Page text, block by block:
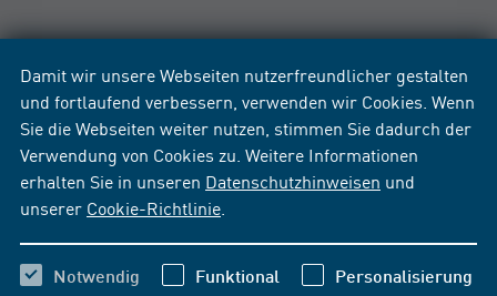
Damit wir unsere Webseiten nutzerfreundlicher gestalten
und fortlaufend verbessern, verwenden wir Cookies. Wenn
Sie die Webseiten weiter nutzen, stimmen Sie dadurch der
Verwendung von Cookies zu. Weitere Informationen
erhalten Sie in unseren Datenschutzhinweisen und
unserer Cookie-Richtlinie
Notwendig Funktional Personalisierung